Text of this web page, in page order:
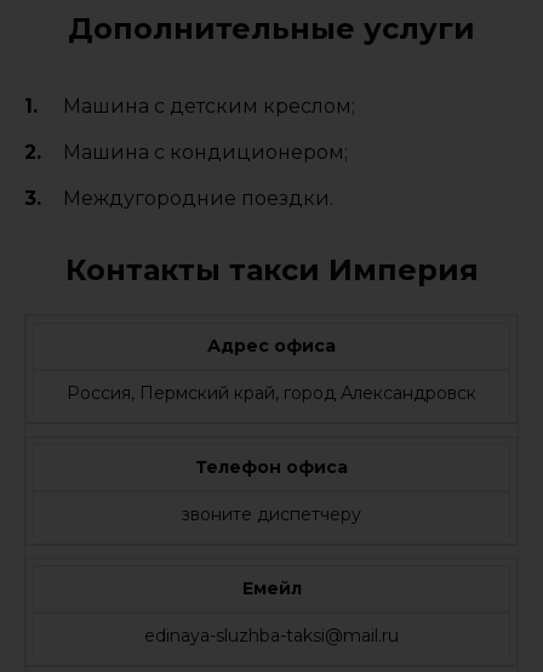
Дополнительные услуги
Машина с детским креслом;
Машина с кондиционером;
Междугородние поездки.
Контакты такси Империя
Адрес офиса
Россия, Пермский край, город Александровск
Телефон офиса
звоните диспетчеру
Емейл
edinaya-sluzhba-taksi@mail.ru